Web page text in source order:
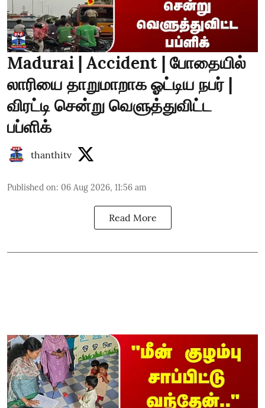
Madurai | Accident | போதையில்
லாரியை தாறுமாறாக ஓட்டிய நபர் |
விரட்டி சென்று வெளுத்துவிட்ட
பப்ளிக்
thanthitv
Published on: 06 Aug 2026, 11:56 am
Read More